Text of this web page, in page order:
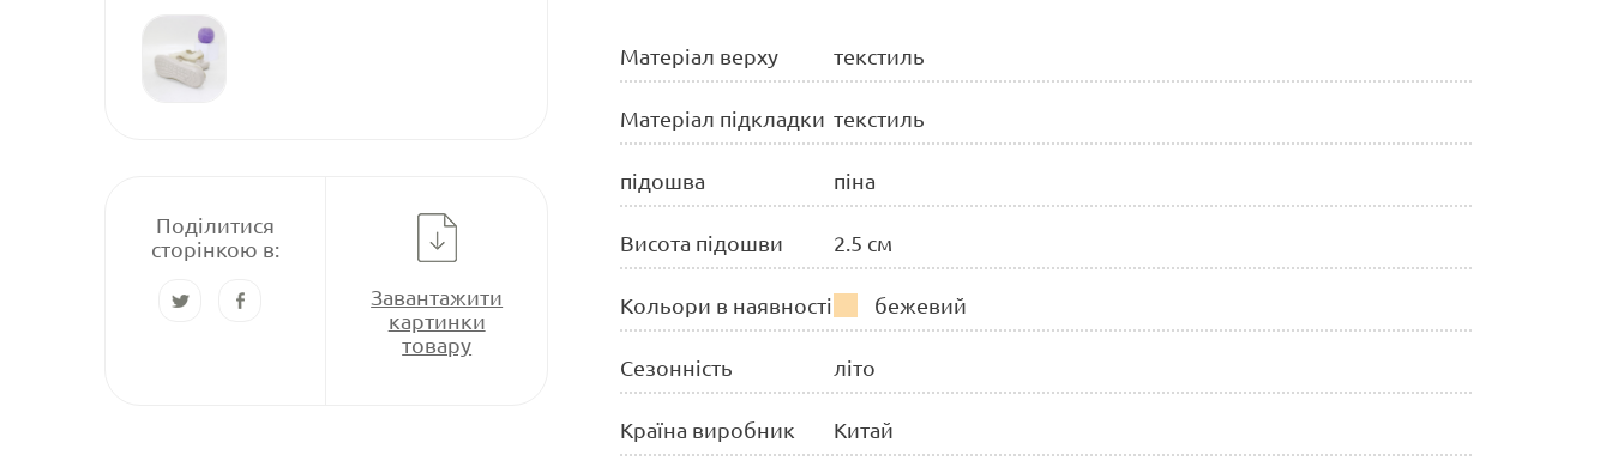
Поділитися
сторінкою в:
Завантажити
картинки
товару
Матеріал верху текстиль
Матеріал підкладки текстиль
підошва піна
Висота підошви 2.5 см
Кольори в наявності бежевий
Сезонність літо
Країна виробник Китай